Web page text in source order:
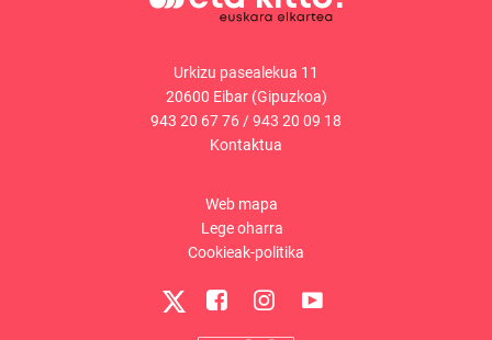
Urkizu pasealekua 11
20600 Eibar (Gipuzkoa)
943 20 67 76 /943 20 09 18
Kontaktua
Web mapa
Lege oharra
Cookieak-politika